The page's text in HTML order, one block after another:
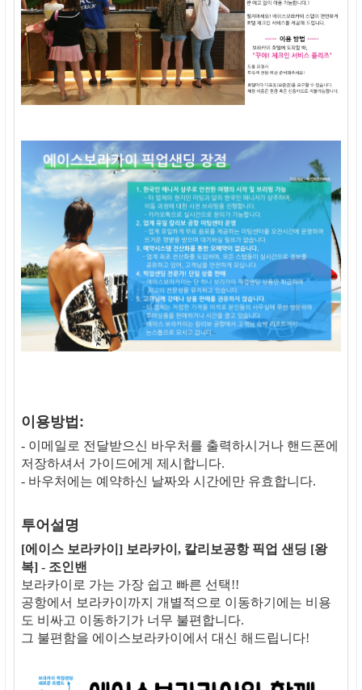
이용방법:
- 이메일로 전달받으신 바우처를 출력하시거나 핸드폰에
저장하셔서 가이드에게 제시합니다.
- 바우처에는 예약하신 날짜와 시간에만 유효합니다.
투어설명
[에이스 보라카이] 보라카이, 칼리보공항 픽업 샌딩 [왕
복] - 조인밴
보라카이로 가는 가장 쉽고 빠른 선택!!
공항에서 보라카이까지 개별적으로 이동하기에는 비용
도 비싸고 이동하기가 너무 불편합니다.
그 불편함을 에이스보라카이에서 대신 해드립니다!